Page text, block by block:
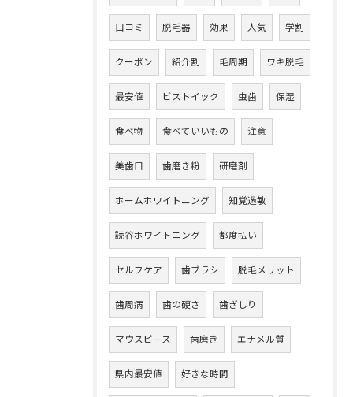
口コミ 脱毛器 効果 人気 学割
クーポン 紹介割 毛周期 ワキ脱毛
最安値 ビストイック 虫歯 保湿
食べ物 食べていいもの 注意
美歯口 歯磨き粉 研磨剤
ホームホワイトニング 知覚過敏
読谷ホワイトニング 都度払い
セルフケア 歯ブラシ 脱毛メリット
歯周病 歯の硬さ 歯ぎしり
マウスピース 歯磨き エナメル質
県内最安値 好きな時間